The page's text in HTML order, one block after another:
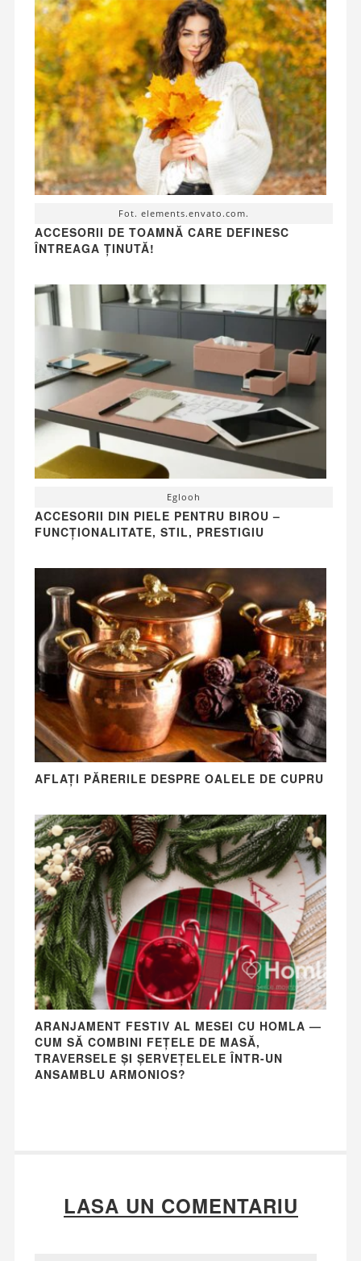
Fot. elements.envato.com.
ACCESORII DE TOAMNĂ CARE DEFINESC
ÎNTREAGA ȚINUTĂ!
Eglooh
ACCESORII DIN PIELE PENTRU BIROU –
FUNCȚIONALITATE, STIL, PRESTIGIU
AFLAȚI PĂRERILE DESPRE OALELE DE CUPRU
ARANJAMENT FESTIV AL MESEI CU HOMLA —
CUM SĂ COMBINI FEȚELE DE MASĂ,
TRAVERSELE ȘI ȘERVEȚELELE ÎNTR-UN
ANSAMBLU ARMONIOS?
LASA UN COMENTARIU